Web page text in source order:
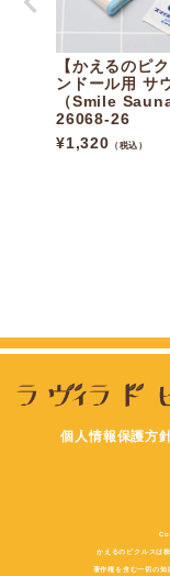
【かえるのピ
ンドール用 サ
（Smile
26068-26
¥1,320 （税込）
個人情報保護方
かえるのピクルスは
著作権を含む一切の知